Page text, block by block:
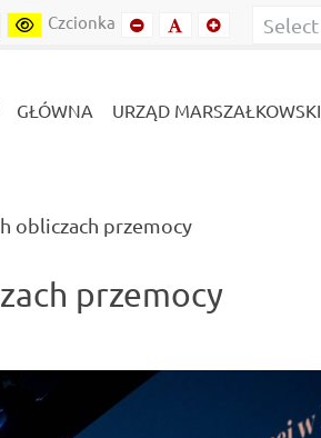
czarny-biały
czarny-żółty
Kontrast żółto-czarny
Czcionka Mniejszy fontDomyślny font
Mniejszy font
GŁÓWNA URZĄD MARSZAŁKOWSKI
obliczach przemocy(current)
przemocy